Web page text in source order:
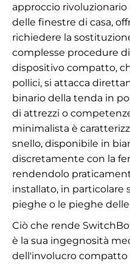
approccio
delle finestre di casa,
richiedere la
complesse procedure
dispositivo compatto,
pollici, si attacca
binario della tenda in
di attrezzi o
minimalista è
snello, disponibile in
discretamente con la
rendendolo
installato, in particolare
pieghe o le pieghe
Ciò che rende
è la sua ingegnosità
dell'involucro